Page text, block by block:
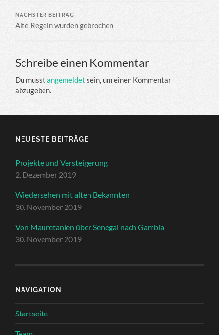
NÄCHSTER BEITRAG
Alte Regeln wurden gebrochen
Schreibe einen Kommentar
Du musstangemeldet sein, um einen Kommentar
abzugeben.
NEUESTE BEITRÄGE
Projekte und Versteigerung
2. Dezember 2019
Wiedersehen mit alten Bekannten
30. November 2019
Von Mauretanien über Senegal nach Gambia
30. November 2019
NAVIGATION
Startseite